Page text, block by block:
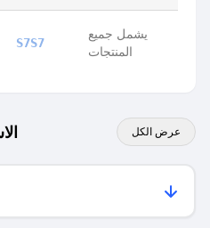
S7S7
يشمل جميع
المنتجات
عرض الكل